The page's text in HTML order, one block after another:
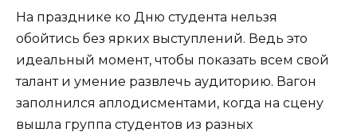
На празднике ко Дню студента нельзя
обойтись без ярких выступлений. Ведь это
идеальный момент, чтобы показать всем свой
талант и умение развлечь аудиторию. Вагон
заполнился аплодисментами, когда на сцену
вышла группа студентов из разных